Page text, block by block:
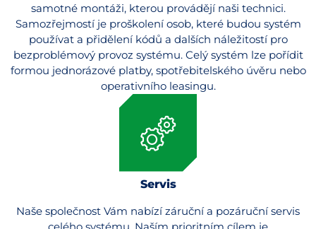
samotné montáži, kterou provádějí naši technici.
Samozřejmostí je proškolení osob, které budou systém
používat a přidělení kódů a dalších náležitostí pro
bezproblémový provoz systému. Celý systém lze pořídit
formou jednorázové platby, spotřebitelského úvěru nebo
operativního leasingu.
Servis
Naše společnost Vám nabízí záruční a pozáruční servis
celého systému. Naším prioritním cílem je